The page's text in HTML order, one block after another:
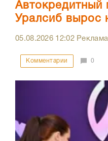
Автокредитный
Уралсиб вырос
05.08.2026 12:02Реклама
Комментарии 0